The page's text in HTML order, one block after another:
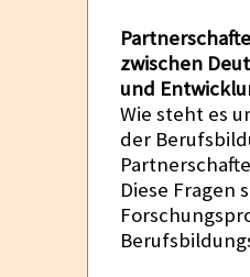
zwischen
und
Wie steht es
der
Diese Fragen